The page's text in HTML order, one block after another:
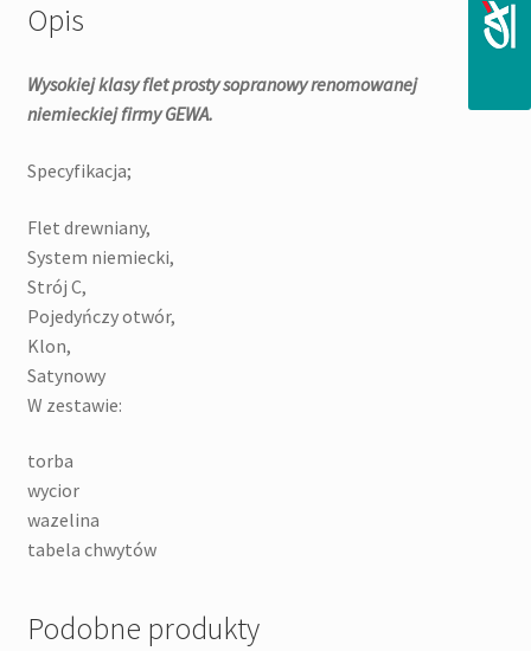
Opis
Wysokiej klasy flet prosty sopranowy renomowanej
niemieckiej firmy GEWA.
Specyfikacja;
Flet drewniany,
System niemiecki,
Strój C,
Pojedyńczy otwór,
Klon,
Satynowy
W zestawie:
torba
wycior
wazelina
tabela chwytów
Podobne produkty